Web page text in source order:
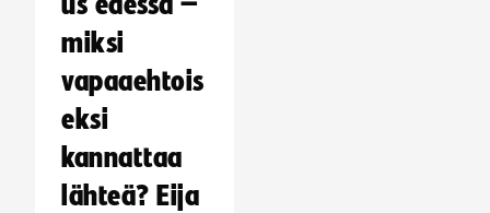
miksi
vapaaehtois
eksi
kannattaa
lähteä? Eija